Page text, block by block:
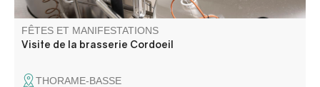
FÊTES ET MANIFESTATIONS
Visite de la brasserie Cordoeil
THORAME-BASSE